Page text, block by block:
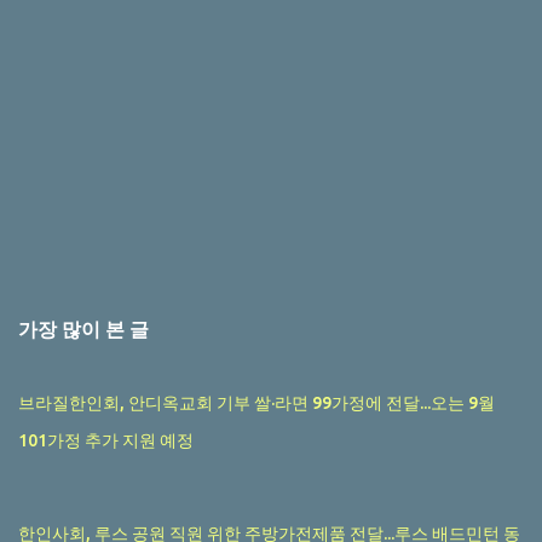
가장 많이 본 글
브라질한인회, 안디옥교회 기부 쌀·라면 99가정에 전달...오는 9월
101가정 추가 지원 예정
한인사회, 루스 공원 직원 위한 주방가전제품 전달...루스 배드민턴 동